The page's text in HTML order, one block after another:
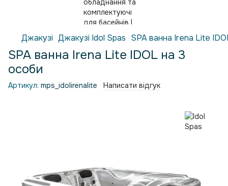
Джакузі Джакузі Idol Spas SPA ванна Irena Lite
SPA ванна Irena Lite IDOL на 3
особи
Артикул: mps_idolirenalite Написати відгук